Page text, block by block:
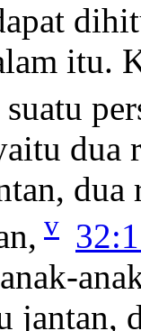
itu.
dua
dua
v
jantan,